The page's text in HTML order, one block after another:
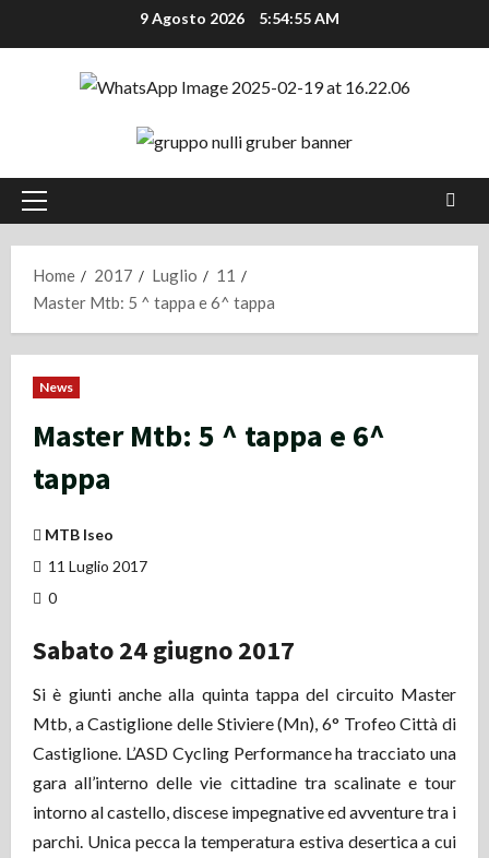
al
9 Agosto 2026 5:54:56 AM
Menu
Home
2017 Luglio
11
Master Mtb: 5 ^ tappa e 6^ tappa
News
Master Mtb: 5 ^ tappa e 6^
tappa
MTB Iseo
11 Luglio 2017
0
Sabato 24 giugno 2017
Si è giunti anche alla quinta tappa del circuito Master
Mtb, a Castiglione delle Stiviere (Mn), 6° Trofeo Città di
Castiglione. L’ASD Cycling Performance ha tracciato una
gara all’interno delle vie cittadine tra scalinate e tour
intorno al castello, discese impegnative ed avventure tra i
parchi. Unica pecca la temperatura estiva desertica a cui